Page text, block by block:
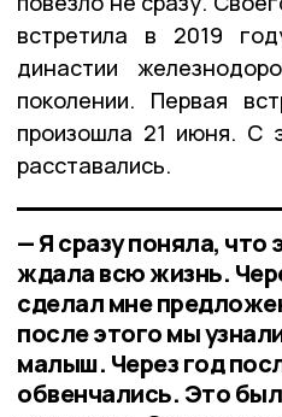
встретила в 2019
династии
поколении. Первая
произошла 21 июня. С
расставались.
— Я сразу поняла, что
ждала всю жизнь.
сделал мне
после этого мы
малыш. Через год
обвенчались. Это